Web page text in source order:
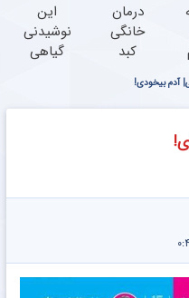
درمان
خانگی
کبد
چرب با
دمنوش
10
این
نوشیدنی
گیاهی
سموم
آدم بیخودی!